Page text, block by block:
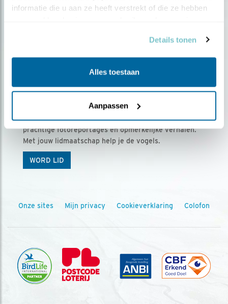
informatie die u aan ze heeft verstrekt of die ze hebben
Details tonen
Alles toestaan
Aanpassen
Ontvang 5 x Vogels voor € 36,00 per jaar
Vogels is het tijdschrift voor onze leden, met
prachtige fotoreportages en opmerkelijke verhalen.
Met jouw lidmaatschap help je de vogels.
WORD LID
Onze sites Mijn privacy Cookieverklaring Colofon